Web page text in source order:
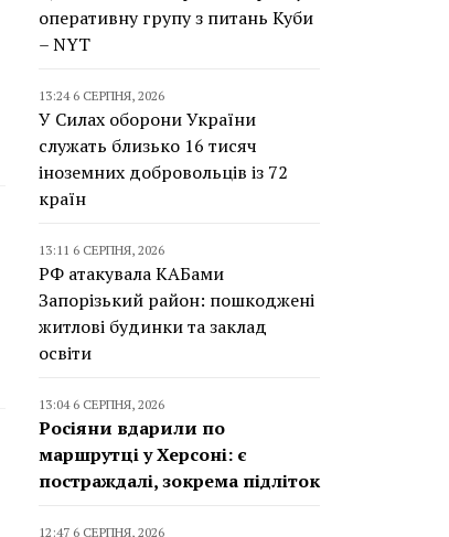
оперативну групу з питань Куби
– NYT
13:24 6 СЕРПНЯ, 2026
У Силах оборони України
служать близько 16 тисяч
іноземних добровольців із 72
країн
13:11 6 СЕРПНЯ, 2026
РФ атакувала КАБами
Запорізький район: пошкоджені
житлові будинки та заклад
освіти
13:04 6 СЕРПНЯ, 2026
Росіяни вдарили по
маршрутці у Херсоні: є
постраждалі, зокрема підліток
12:47 6 СЕРПНЯ, 2026